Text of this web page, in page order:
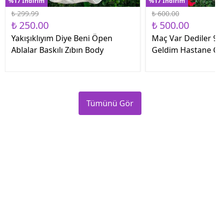
₺ 299.99
₺ 250.00
Yakışıklıyım Diye Beni Öpen
Ablalar Baskılı Zıbın Body
₺ 600.00
₺ 500.00
Maç Var Dediler 9
Geldim Hastane
Tümünü Gör